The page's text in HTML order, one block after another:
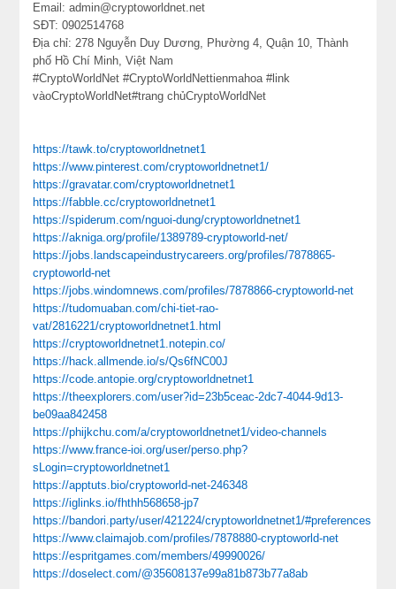
Email: admin@cryptoworldnet.net
SĐT: 0902514768
Địa chỉ: 278 Nguyễn Duy Dương, Phường 4, Quận 10, Thành
phố Hồ Chí Minh, Việt Nam
#CryptoWorldNet #CryptoWorldNettienmahoa #link
vàoCryptoWorldNet#trang chủCryptoWorldNet
https://tawk.to/cryptoworldnetnet1
https://www.pinterest.com/cryptoworldnetnet1/
https://gravatar.com/cryptoworldnetnet1
https://fabble.cc/cryptoworldnetnet1
https://spiderum.com/nguoi-dung/cryptoworldnetnet1
https://akniga.org/profile/1389789-cryptoworld-net/
https://jobs.landscapeindustrycareers.org/profiles/7878865-
cryptoworld-net
https://jobs.windomnews.com/profiles/7878866-cryptoworld-net
https://tudomuaban.com/chi-tiet-rao-
vat/2816221/cryptoworldnetnet1.html
https://cryptoworldnetnet1.notepin.co/
https://hack.allmende.io/s/Qs6fNC00J
https://code.antopie.org/cryptoworldnetnet1
https://theexplorers.com/user?id=23b5ceac-2dc7-4044-9d13-
be09aa842458
https://phijkchu.com/a/cryptoworldnetnet1/video-channels
https://www.france-ioi.org/user/perso.php?
sLogin=cryptoworldnetnet1
https://apptuts.bio/cryptoworld-net-246348
https://iglinks.io/fhthh568658-jp7
https://bandori.party/user/421224/cryptoworldnetnet1/#preferences
https://www.claimajob.com/profiles/7878880-cryptoworld-net
https://espritgames.com/members/49990026/
https://doselect.com/@35608137e99a81b873b77a8ab